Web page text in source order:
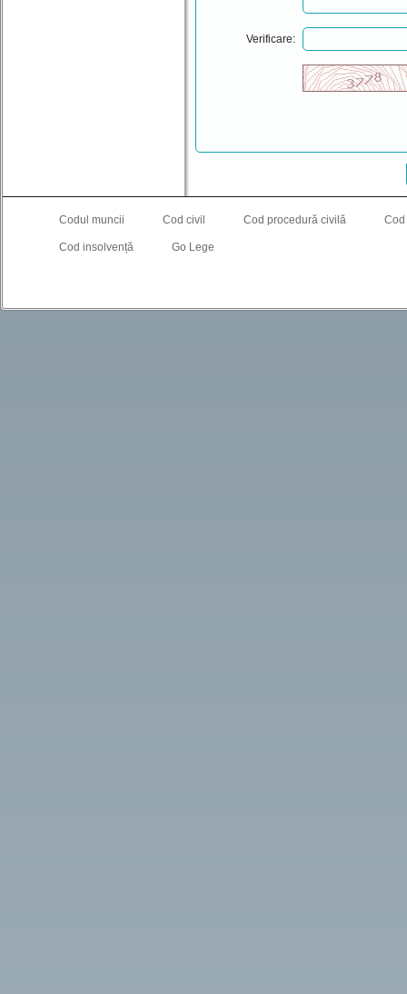
Verificare:
Codul muncii Cod civil Cod procedură civilă
Cod insolvență Go Lege